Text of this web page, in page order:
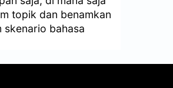
topik dan benamkan
skenario bahasa